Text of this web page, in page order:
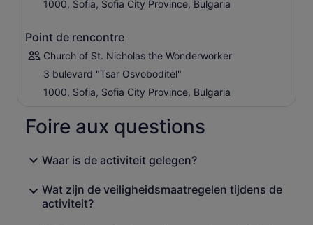
1000, Sofia, Sofia City Province, Bulgaria
Point de rencontre
Church of St. Nicholas the Wonderworker
3 bulevard "Tsar Osvoboditel"
1000, Sofia, Sofia City Province, Bulgaria
Foire aux questions
Waar is de activiteit gelegen?
Wat zijn de veiligheidsmaatregelen tijdens de
activiteit?